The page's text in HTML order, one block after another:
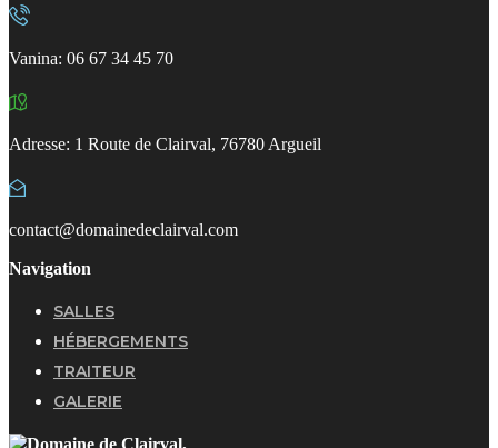
Vanina: 06 67 34 45 70 ​
Adresse: 1 Route de Clairval, 76780 Argueil
contact@domainedeclairval.com
Navigation
SALLES
HÉBERGEMENTS
TRAITEUR
GALERIE